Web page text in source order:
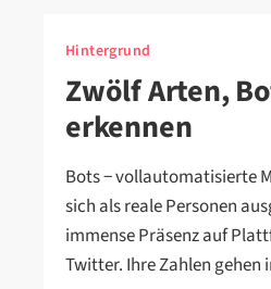
Hintergrund
Zwölf Arten,
erkennen
Bots − vollautomatisierte
sich als reale Personen
immense Präsenz auf
Twitter. Ihre Zahlen